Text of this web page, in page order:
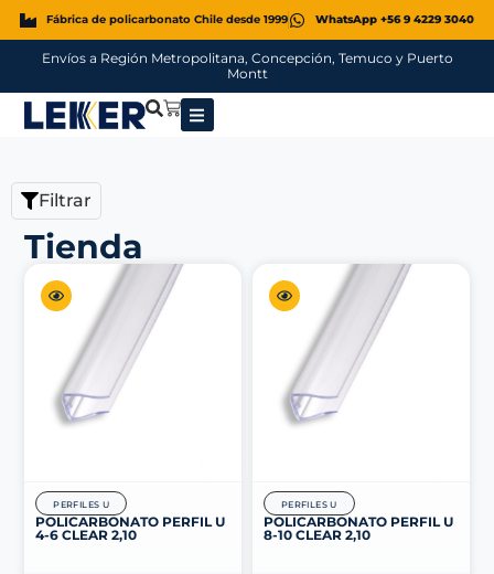
Fábrica de policarbonato Chile desde 1999 WhatsApp +56 9 4229 3040
Envíos a Región Metropolitana, Concepción, Temuco y Puerto
Montt
Filtrar
Tienda
PERFILES U
POLICARBONATO PERFIL U
4-6 CLEAR 2,10
PERFILES U
POLICARBONATO PERFIL U
8-10 CLEAR 2,10